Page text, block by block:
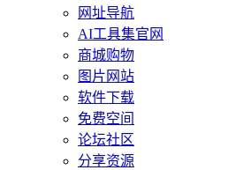
网址导航
AI工具集官网
商城购物
图片网站
软件下载
免费空间
论坛社区
分享资源